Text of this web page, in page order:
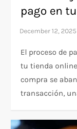
pago en
El proceso de
tu tienda
compra se
transacción,